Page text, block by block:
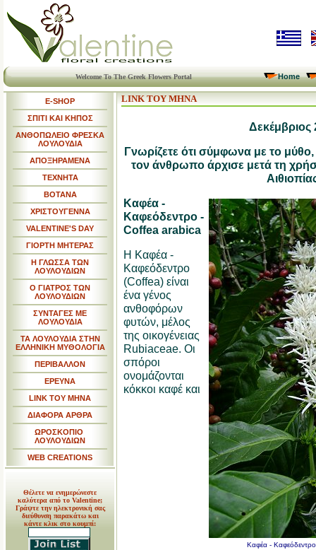
Welcome To The Greek Flowers Portal Home
E-SHOP
ΣΠΙΤΙ ΚΑΙ ΚΗΠΟΣ
ΑΝΘΟΠΩΛΕΙΟ ΦΡΕΣΚΑ
ΛΟΥΛΟΥΔΙΑ
ΑΠΟΞΗΡΑΜΕΝΑ
ΤΕΧΝΗΤΑ
ΒΟΤΑΝΑ
ΧΡΙΣΤΟΥΓΕΝΝΑ
VALENTINE'S DAY
ΓΙΟΡΤΗ ΜΗΤΕΡΑΣ
Η ΓΛΩΣΣΑ ΤΩΝ
ΛΟΥΛΟΥΔΙΩΝ
Ο ΓΙΑΤΡΟΣ ΤΩΝ
ΛΟΥΛΟΥΔΙΩΝ
ΣΥΝΤΑΓΕΣ ΜΕ
ΛΟΥΛΟΥΔΙΑ
ΤΑ ΛΟΥΛΟΥΔΙΑ ΣΤΗΝ
ΕΛΛΗΝΙΚΗ ΜΥΘΟΛΟΓΙΑ
ΠΕΡΙΒΑΛΛΟΝ
ΕΡΕΥΝΑ
LINK TOY MHNA
ΔΙΑΦΟΡΑ ΑΡΘΡΑ
ΩΡΟΣΚΟΠΙΟ
ΛΟΥΛΟΥΔΙΩΝ
WEB CREATIONS
Θέλετε να ενημερώνεστε
καλύτερα από το Valentine;
Γράψτε την ηλεκτρονική σας
διεύθυνση παρακάτω και
κάντε κλικ στο κουμπί:
LINK ΤΟΥ ΜΗΝΑ
Δεκέμβριος
Γνωρίζετε ότι σύμφωνα με το
τον άνθρωπο άρχισε μετά τη
Καφέα -
Καφέα -
Καφεόδεντρο -
Coffea arabica
Η Καφέα -
Καφεόδεντρο
(Coffea) είναι
ένα γένος
ανθοφόρων
φυτών, μέλος
της οικογένειας
Rubiaceae. Οι
σπόροι
ονομάζονται
κόκκοι καφέ και